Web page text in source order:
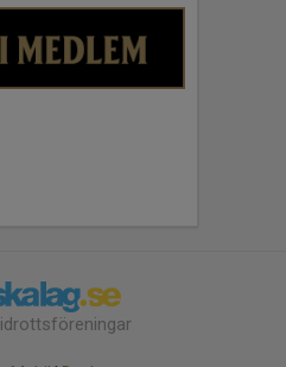
idrottsföreningar